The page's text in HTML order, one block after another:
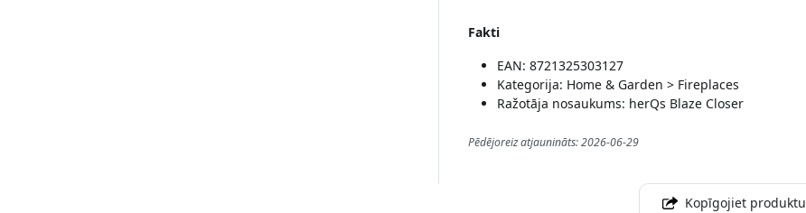
Fakti
EAN: 8721325303127
Kategorija: Home & Garden > Fireplaces
Ražotāja nosaukums: herQs Blaze Closer
Pēdējoreiz atjaunināts: 2026-06-29
Kopīgojiet produktu